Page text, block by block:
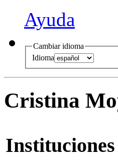
Ayuda
Cambiar idioma
Idioma
Cristina
Instituciones